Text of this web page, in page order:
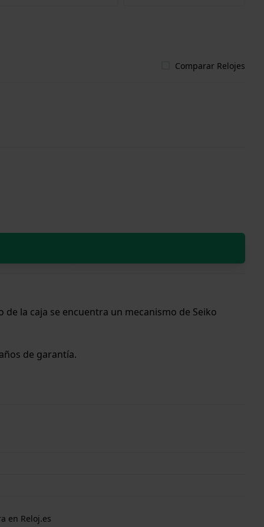
Comparar Relojes
la caja se encuentra un mecanismo de Seiko
de garantía.
en Reloj.es